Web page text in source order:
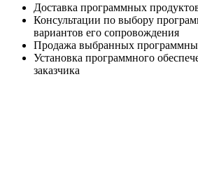
Доставка программных
Консультации по выбору
вариантов его сопровождения
Продажа выбранных
Установка программного
заказчика